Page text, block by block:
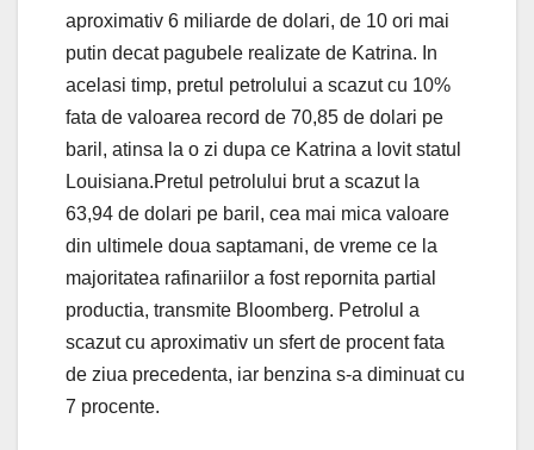
aproximativ 6 miliarde de dolari, de 10 ori mai
putin decat pagubele realizate de Katrina. In
acelasi timp, pretul petrolului a scazut cu 10%
fata de valoarea record de 70,85 de dolari pe
baril, atinsa la o zi dupa ce Katrina a lovit statul
Louisiana.Pretul petrolului brut a scazut la
63,94 de dolari pe baril, cea mai mica valoare
din ultimele doua saptamani, de vreme ce la
majoritatea rafinariilor a fost repornita partial
productia, transmite Bloomberg. Petrolul a
scazut cu aproximativ un sfert de procent fata
de ziua precedenta, iar benzina s-a diminuat cu
7 procente.